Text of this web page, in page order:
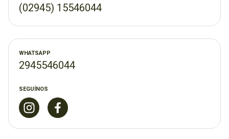
(02945) 15546044
WHATSAPP
2945546044
SEGUÍNOS